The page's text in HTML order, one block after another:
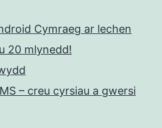
Cymraeg ar lechen
20 mlynedd!
– creu cyrsiau a gwersi